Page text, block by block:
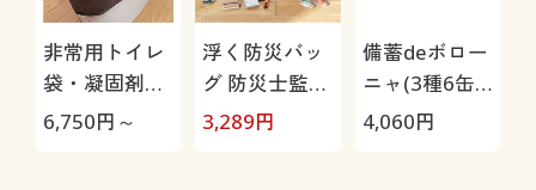
非常用トイレ
袋・凝固剤セ
ット
6,750円～
浮く防災バッ
グ 防災士監修
セット
3,289円
備蓄deボロー
ニャ(3種6缶
セット/ブリオ
4,060円